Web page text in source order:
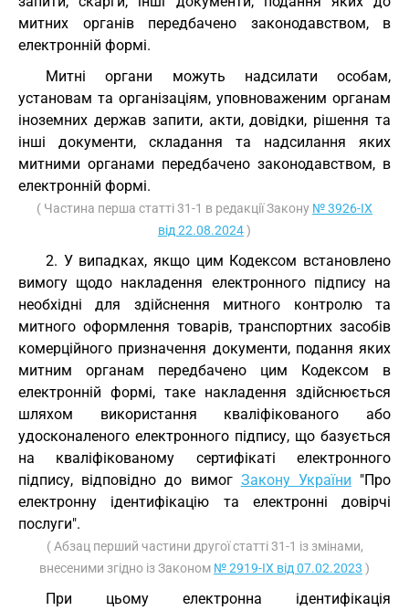
митних органів передбачено законодавством, в
електронній формі.
Митні органи можуть надсилати особам,
установам та організаціям, уповноваженим органам
іноземних держав запити, акти, довідки, рішення та
інші документи, складання та надсилання яких
митними органами передбачено законодавством, в
електронній формі.
( Частина перша статті 31-1 в редакції Закону № 3926-IX
від 22.08.2024)
2. У випадках, якщо цим Кодексом встановлено
вимогу щодо накладення електронного підпису на
необхідні для здійснення митного контролю та
митного оформлення товарів, транспортних засобів
комерційного призначення документи, подання яких
митним органам передбачено цим Кодексом в
електронній формі, таке накладення здійснюється
шляхом використання кваліфікованого або
удосконаленого електронного підпису, що базується
на кваліфікованому сертифікаті електронного
підпису, відповідно до вимог Закону України "Про
електронну ідентифікацію та електронні довірчі
послуги".
( Абзац перший частини другої статті 31-1 із змінами,
внесеними згідно із Законом № 2919-IX від 07.02.2023 )
При цьому електронна ідентифікація